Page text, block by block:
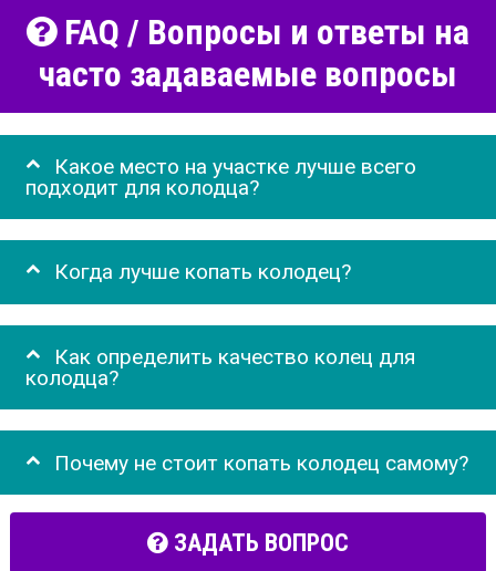
FAQ / Вопросы и ответы на
часто задаваемые вопросы
Какое место на участке лучше всего
подходит для колодца?
Когда лучше копать колодец?
Как определить качество колец для
колодца?
Почему не стоит копать колодец самому?
ЗАДАТЬ ВОПРОС